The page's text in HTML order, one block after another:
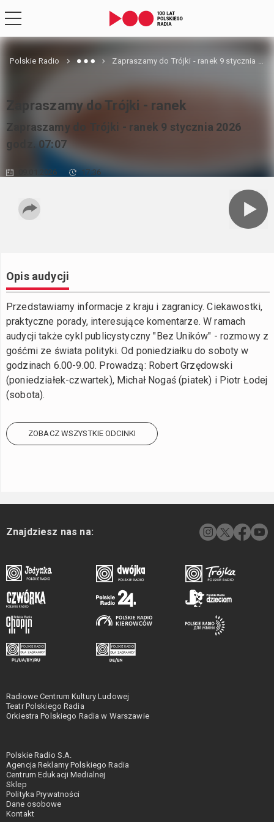
Polskie Radio Zapraszamy do Trójki - ranek 9 stycznia 2026 godz. 07:07
Zapraszamy do Trójki - ranek
Zapraszamy do Trójki - ranek 9 stycznia 2026
godz. 07:07
09.01.2026 17:36
Opis audycji
Przedstawiamy informacje z kraju i zagranicy. Ciekawostki,
praktyczne porady, interesujące komentarze. W ramach
audycji także cykl publicystyczny "Bez Uników" - rozmowy z
gośćmi ze świata polityki. Od poniedziałku do soboty w
godzinach 6.00-9.00. Prowadzą: Robert Grzędowski
(poniedziałek-czwartek), Michał Nogaś (piatek) i Piotr Łodej
(sobota).
ZOBACZ WSZYSTKIE ODCINKI
Znajdziesz nas na:
Radiowe Centrum Kultury Ludowej
Teatr Polskiego Radia
Orkiestra Polskiego Radia w Warszawie
Polskie Radio S.A.
Agencja Reklamy Polskiego Radia
Centrum Edukacji Medialnej
Sklep
Polityka Prywatności
Dane osobowe
Kontakt